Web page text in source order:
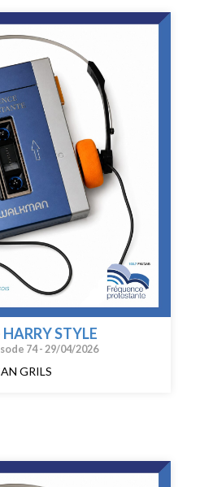
STYLE
74 - 29/04/2026
GRILS